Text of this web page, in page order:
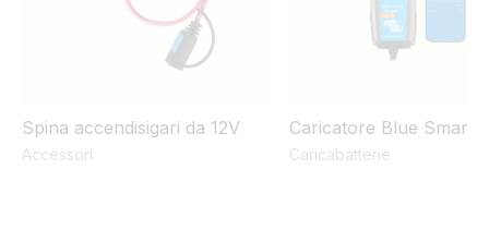
Spina accendisigari da 12V
Accessori
Caricatore Blue Smart
Caricabatterie